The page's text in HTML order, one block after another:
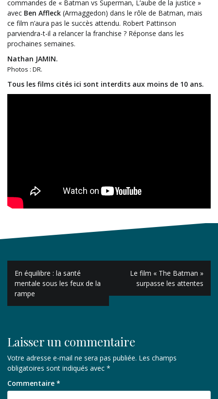
commandes de « Batman vs Superman, L’aube de la justice »
avec Ben Affleck (Armaggedon) dans le rôle de Batman, mais
ce film n’aura pas le succès attendu. Robert Pattinson
parviendra-t-il a relancer la franchise ? Réponse dans les
prochaines semaines.
Nathan JAMIN.
Photos : DR.
Tous les films cités ici sont interdits aux moins de 10 ans.
Navigation
de
l’article
En équilibre : la santé
mentale sous les feux de la
rampe
Le film « The Batman »
surpasse les attentes
Laisser un commentaire
Votre adresse e-mail ne sera pas publiée. Les champs
obligatoires sont indiqués avec *
Commentaire *